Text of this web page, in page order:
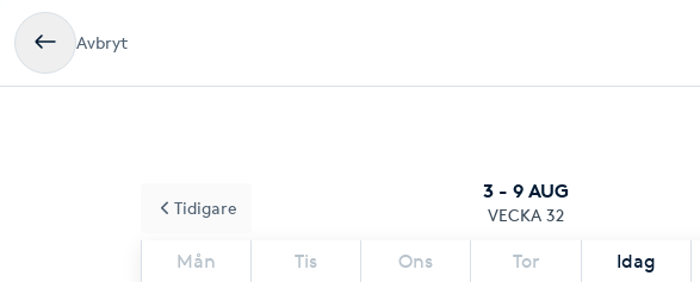
Avbryt
3 - 9 AUG
VECKA 32
Mån Tis Ons Tor Idag
Tidigare